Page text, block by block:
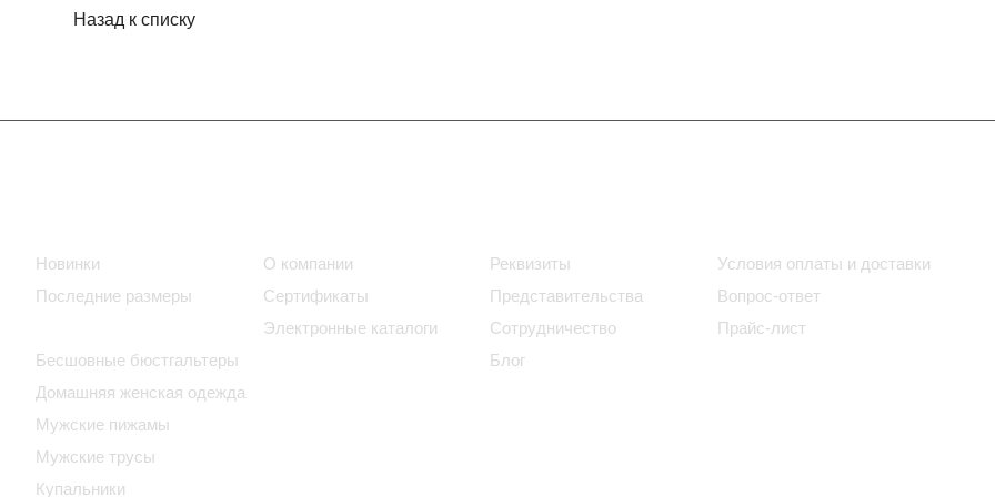
Назад к списку
Новинки
Последние размеры
Бесшовные бюстгальтеры
Домашняя женская одежда
Мужские пижамы
Мужские трусы
Купальники
О компании
Сертификаты
Электронные каталоги
Реквизиты
Представительства
Сотрудничество
Блог
Условия оплаты и доставки
Вопрос-ответ
Прайс-лист